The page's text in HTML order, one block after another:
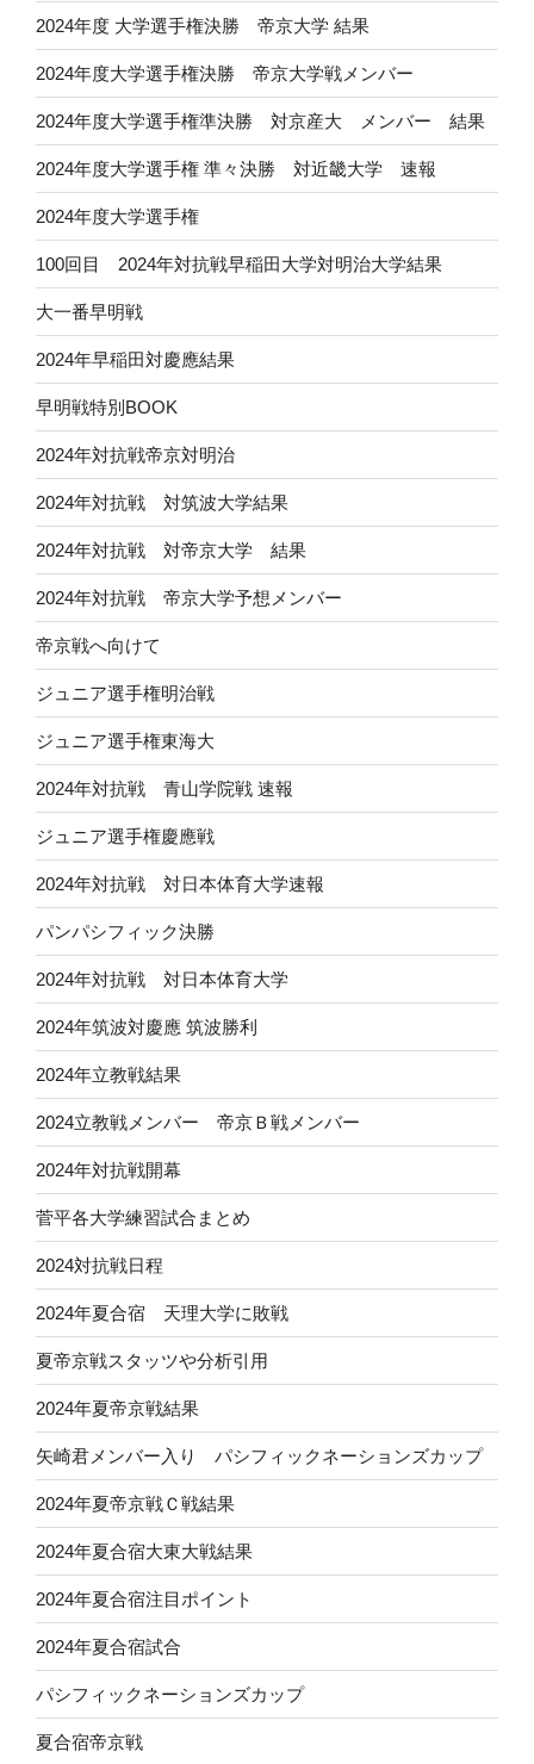
2024年度 大学選手権決勝 帝京大学 結果
2024年度大学選手権決勝 帝京大学戦メンバー
2024年度大学選手権準決勝 対京産大 メンバー 結果
2024年度大学選手権 準々決勝 対近畿大学 速報
2024年度大学選手権
100回目 2024年対抗戦早稲田大学対明治大学結果
大一番早明戦
2024年早稲田対慶應結果
早明戦特別BOOK
2024年対抗戦帝京対明治
2024年対抗戦 対筑波大学結果
2024年対抗戦 対帝京大学 結果
2024年対抗戦 帝京大学予想メンバー
帝京戦へ向けて
ジュニア選手権明治戦
ジュニア選手権東海大
2024年対抗戦 青山学院戦 速報
ジュニア選手権慶應戦
2024年対抗戦 対日本体育大学速報
パンパシフィック決勝
2024年対抗戦 対日本体育大学
2024年筑波対慶應 筑波勝利
2024年立教戦結果
2024立教戦メンバー 帝京Ｂ戦メンバー
2024年対抗戦開幕
菅平各大学練習試合まとめ
2024対抗戦日程
2024年夏合宿 天理大学に敗戦
夏帝京戦スタッツや分析引用
2024年夏帝京戦結果
矢崎君メンバー入り パシフィックネーションズカップ
2024年夏帝京戦Ｃ戦結果
2024年夏合宿大東大戦結果
2024年夏合宿注目ポイント
2024年夏合宿試合
パシフィックネーションズカップ
夏合宿帝京戦